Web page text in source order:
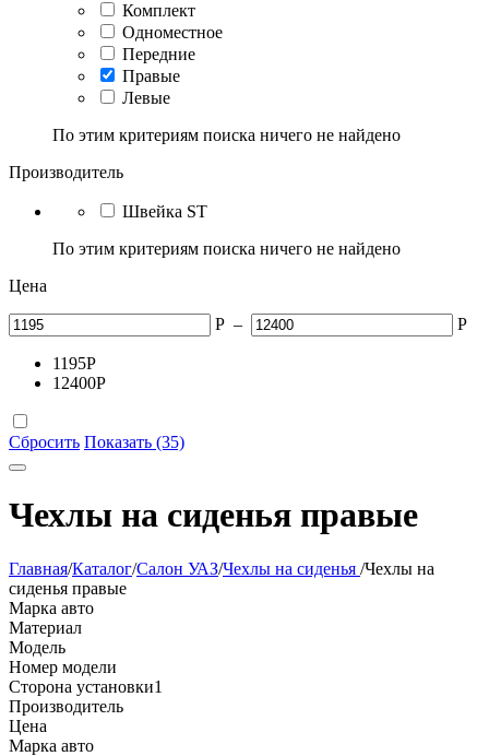
Комплект
Одноместное
Передние
Правые
Левые
По этим критериям поиска ничего не найдено
Производитель
Швейка ST
По этим критериям поиска ничего не найдено
Цена
Р – Р
1195Р
12400Р
Сбросить Показать (35)
Чехлы на сиденья правые
Главная/Каталог/Салон УАЗ/Чехлы на сиденья /Чехлы на
сиденья правые
Марка авто
Материал
Модель
Номер модели
Сторона установки1
Производитель
Цена
Марка авто